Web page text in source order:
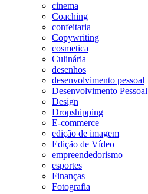
cinema
Coaching
confeitaria
Copywriting
cosmetica
Culinária
desenhos
desenvolvimento pessoal
Desenvolvimento Pessoal
Design
Dropshipping
E-commerce
edição de imagem
Edição de Vídeo
empreendedorismo
esportes
Finanças
Fotografia